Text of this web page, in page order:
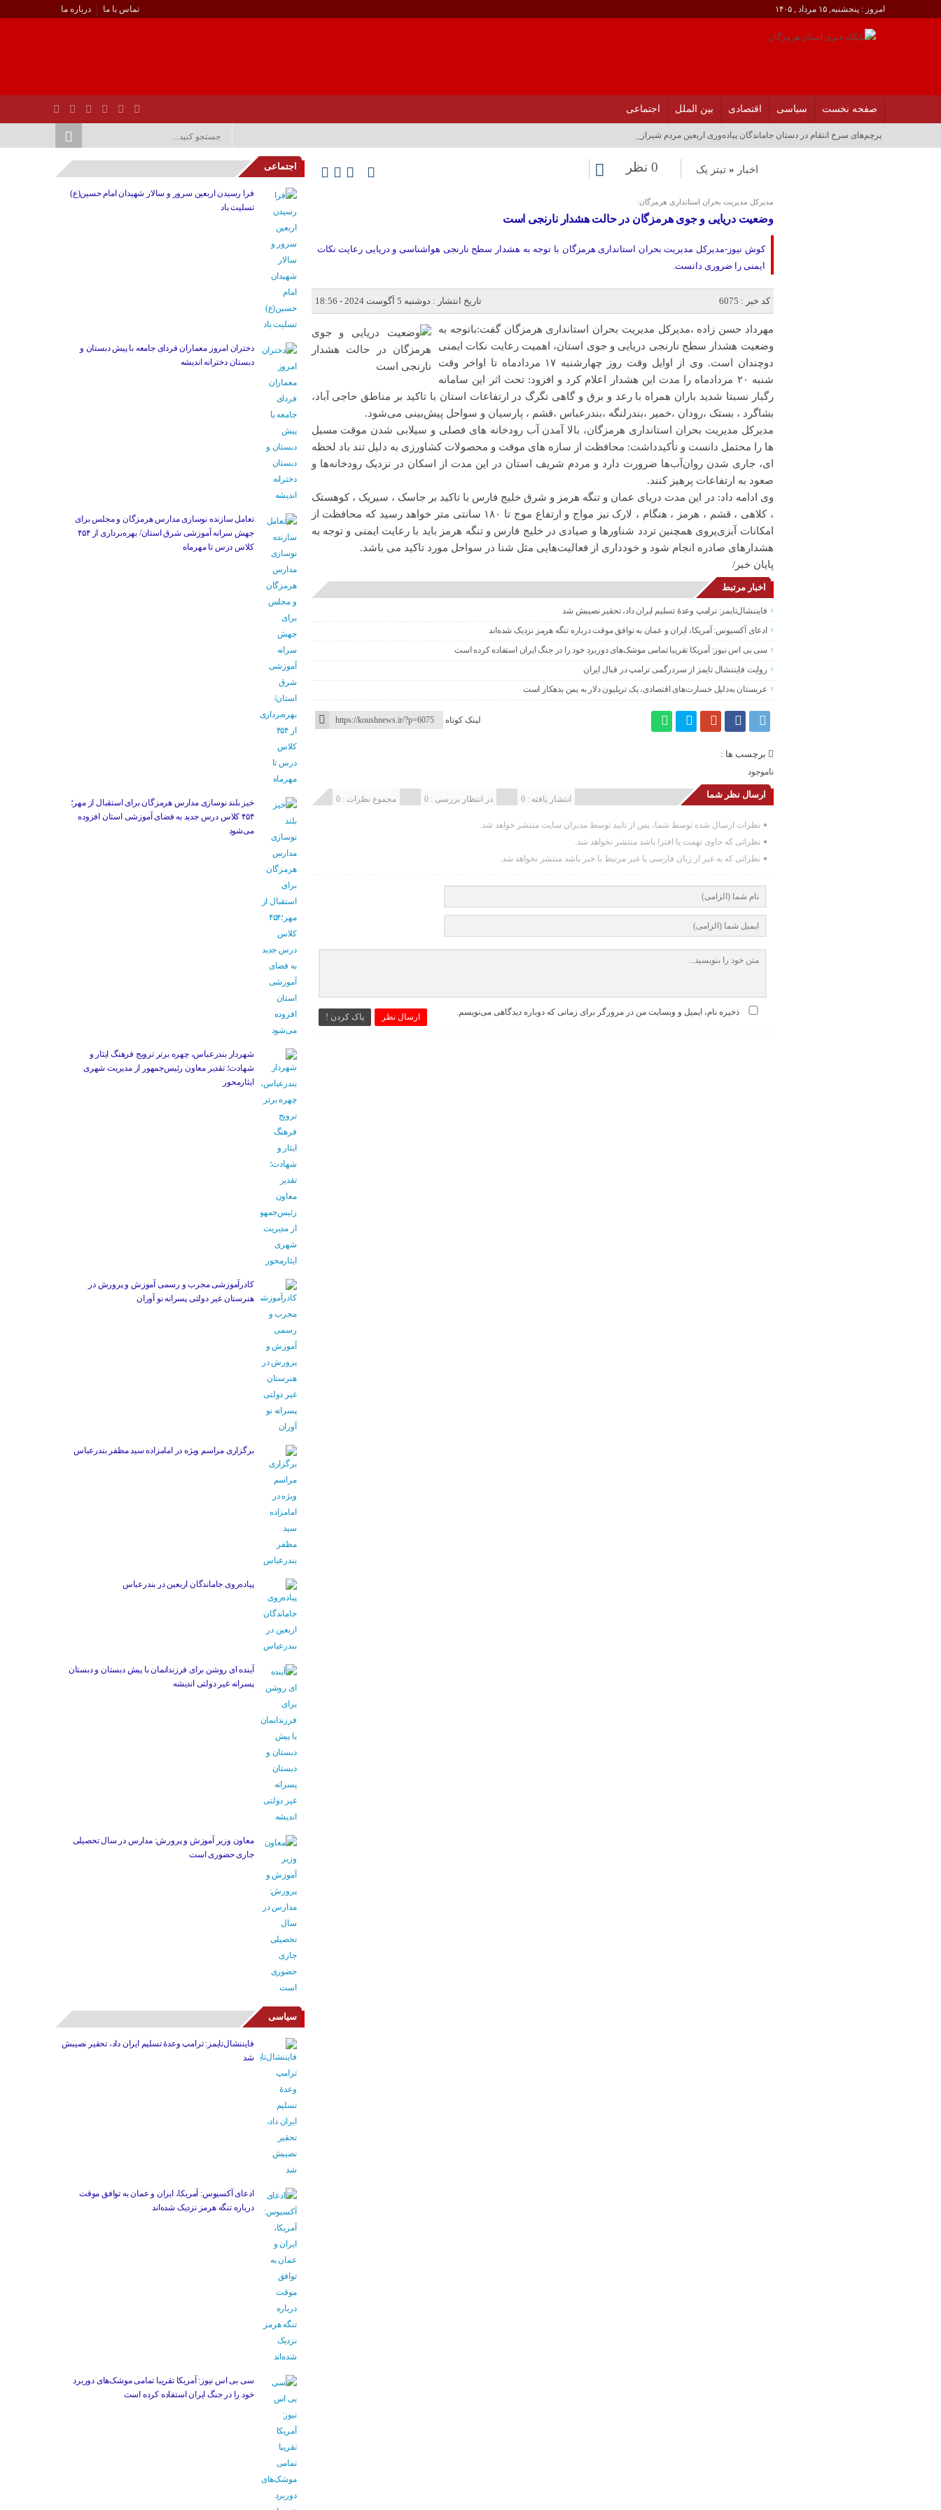
امروز : پنجشنبه, ۱۵ مرداد , ۱۴۰۵ تماس با ما درباره ما
صفحه نخست سیاسی اقتصادی بین الملل اجتماعی
پرچم‌های سرخ انتقام در دستان جاماندگان پیاده‌وری اربعین مردم شیراز_
اخبار « تیتر یک 0 نظر
مدیرکل مدیریت بحران استانداری هرمزگان:
وضعیت دریایی و جوی هرمزگان در حالت هشدار نارنجی است
کوش نیوز-مدیرکل مدیریت بحران استانداری هرمزگان با توجه به هشدار سطح نارنجی هواشناسی و دریایی رعایت نکات
ایمنی را ضروری دانست.
کد خبر : 6075 تاریخ انتشار : دوشنبه 5 آگوست 2024 - 18:56
مهرداد حسن زاده ،مدیرکل مدیریت بحران استانداری هرمزگان گفت:باتوجه به
وضعیت هشدار سطح نارنجی دریایی و جوی استان، اهمیت رعایت نکات ایمنی
دوچندان است. وی از اوایل وقت روز چهارشنبه ۱۷ مردادماه تا اواخر وقت
شنبه ۲۰ مردادماه را مدت این هشدار اعلام کرد و افزود: تحت اثر این سامانه
رگبار نسبتا شدید باران همراه با رعد و برق و گاهی تگرگ در ارتفاعات استان با تاکید بر مناطق حاجی آباد،
بشاگرد ، بستک ،رودان ،خمیر ،بندرلنگه ،بندرعباس ،قشم ، پارسیان و سواحل پیش‌بینی می‌شود.
مدیرکل مدیریت بحران استانداری هرمزگان، بالا آمدن آب رودخانه های فصلی و سیلابی شدن موقت مسیل
ها را محتمل دانست و تأکیدداشت: محافظت از سازه های موقت و محصولات کشاورزی به دلیل تند باد لحظه
ای، جاری شدن روان‌آب‌ها ضرورت دارد و مردم شریف استان در این مدت از اسکان در نزدیک رودخانه‌ها و
صعود به ارتفاعات پرهیز کنند.
وی ادامه داد: در این مدت دریای عمان و تنگه هرمز و شرق خلیج فارس با تاکید بر جاسک ، سیریک ، کوهستک
، کلاهی ، قشم ، هرمز ، هنگام ، لارک نیز مواج و ارتفاع موج تا ۱۸۰ سانتی متر خواهد رسید که محافظت از
امکانات آبزی‌پروی همچنین تردد شناورها و صیادی در خلیج فارس و تنگه هرمز باید با رعایت ایمنی و توجه به
هشدارهای صادره انجام شود و خودداری از فعالیت‌هایی مثل شنا در سواحل مورد تاکید می باشد.
پایان خبر/
اخبار مرتبط
فایننشال‌تایمز: ترامپ وعدۀ تسلیم ایران داد، تحقیر نصیبش شد
ادعای آکسیوس: آمریکا، ایران و عمان به توافق موقت درباره تنگه هرمز نزدیک شده‌اند
سی بی اس نیوز: آمریکا تقریبا تمامی موشک‌های دوربرد خود را در جنگ ایران استفاده کرده است
روایت فایننشال تایمز از سردرگمی ترامپ در قبال ایران
عربستان به‌دلیل خسارت‌های اقتصادی، یک تریلیون دلار به یمن بدهکار است
لینک کوتاه
برچسب ها :
ناموجود
ارسال نظر شما مجموع نظرات : 0 در انتظار بررسی : 0 انتشار یافته : 0
نظرات ارسال شده توسط شما، پس از تایید توسط مدیران سایت منتشر خواهد شد.
نظراتی که حاوی تهمت یا افترا باشد منتشر نخواهد شد.
نظراتی که به غیر از زبان فارسی یا غیر مرتبط با خبر باشد منتشر نخواهد شد.
ارسال نظر پاک کردن ! ذخیره نام، ایمیل و وبسایت من در مرورگر برای زمانی که دوباره دیدگاهی می‌نویسم.
اجتماعی
فرا رسیدن اربعین سرور و سالار شهیدان امام حسین(ع)
تسلیت باد
دختران امروز معماران فردای جامعه با پیش دبستان و
دبستان دخترانه اندیشه
تعامل سازنده نوسازی مدارس هرمزگان و مجلس برای
جهش سرانه آموزشی شرق استان/ بهره‌برداری از ۴۵۴
کلاس درس تا مهرماه
خیز بلند نوسازی مدارس هرمزگان برای استقبال از مهر؛
۴۵۴ کلاس درس جدید به فضای آموزشی استان افزوده
می‌شود
شهردار بندرعباس، چهره برتر ترویج فرهنگ ایثار و
شهادت؛ تقدیر معاون رئیس‌جمهور از مدیریت شهری
ایثارمحور
کادرآموزشی مجرب و رسمی آموزش و پرورش در
هنرستان غیر دولتی پسرانه نو آوران
برگزاری مراسم ویژه در امامزاده سید مظفر بندرعباس
پیاده‌روی جاماندگان اربعین در بندرعباس
آینده ای روشن برای فرزندانمان با پیش دبستان و دبستان
پسرانه غیر دولتی اندیشه
معاون وزیر آموزش و پرورش: مدارس در سال تحصیلی
جاری حضوری است
سیاسی
فایننشال‌تایمز: ترامپ وعدۀ تسلیم ایران داد، تحقیر نصیبش
شد
ادعای آکسیوس: آمریکا، ایران و عمان به توافق موقت
درباره تنگه هرمز نزدیک شده‌اند
سی بی اس نیوز: آمریکا تقریبا تمامی موشک‌های دوربرد
خود را در جنگ ایران استفاده کرده است